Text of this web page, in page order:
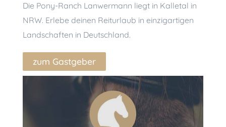
Die Pony-Ranch Lanwermann liegt in Kalletal in
NRW. Erlebe deinen Reiturlaub in einzigartigen
Landschaften in Deutschland.
zum Gastgeber